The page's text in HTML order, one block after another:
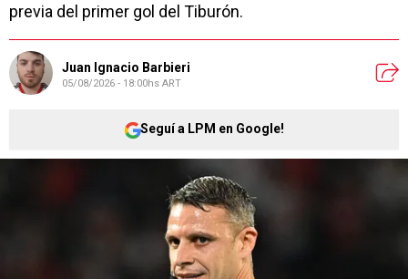
previa del primer gol del Tiburón.
Juan Ignacio Barbieri
05/08/2026 - 18:00hs ART
Seguí a LPM en Google!